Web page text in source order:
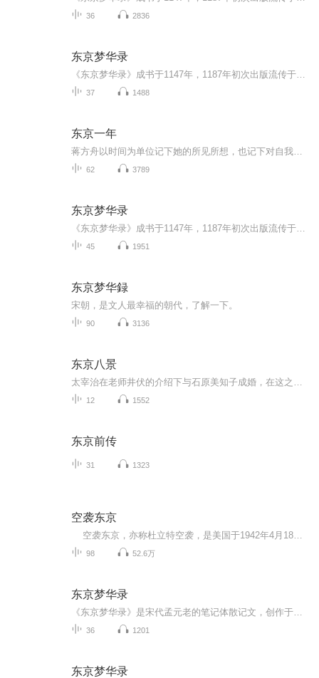
36 2836
东京梦华录
37 1488
东京一年
62 3789
东京梦华录
45 1951
东京梦华録
宋朝，是文人最幸福的朝代，了解一下。
90 3136
东京八景
12 1552
东京前传
31 1323
空袭东京
98 52.6万
东京梦华录
36 1201
东京梦华录